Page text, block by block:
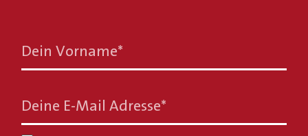
Dein Vorname*
Deine E-Mail Adresse*